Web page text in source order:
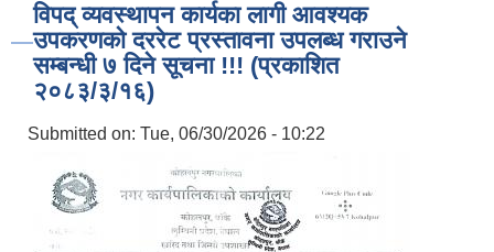
विपद् व्यवस्थापन कार्यका लागी आवश्यक
उपकरणको दररेट प्रस्तावना उपलब्ध गराउने
सम्बन्धी ७ दिने सूचना !!! (प्रकाशित
२०८३/३/१६)
Submitted on: Tue, 06/30/2026 - 10:22